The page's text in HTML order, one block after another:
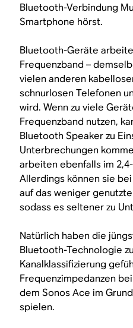
Bluetooth-Verbindung
Smartphone hörst.
Bluetooth-Geräte
Frequenzband –
vielen anderen
schnurlosen Telefonen
wird. Wenn zu viele
Frequenzband nutzen,
Bluetooth Speaker zu
Unterbrechungen
arbeiten ebenfalls im
Allerdings können sie
auf das weniger
sodass es seltener zu
Natürlich haben die
Bluetooth-Technologie
Kanalklassifizierung
Frequenzimpedanzen
dem Sonos Ace im
spielen.